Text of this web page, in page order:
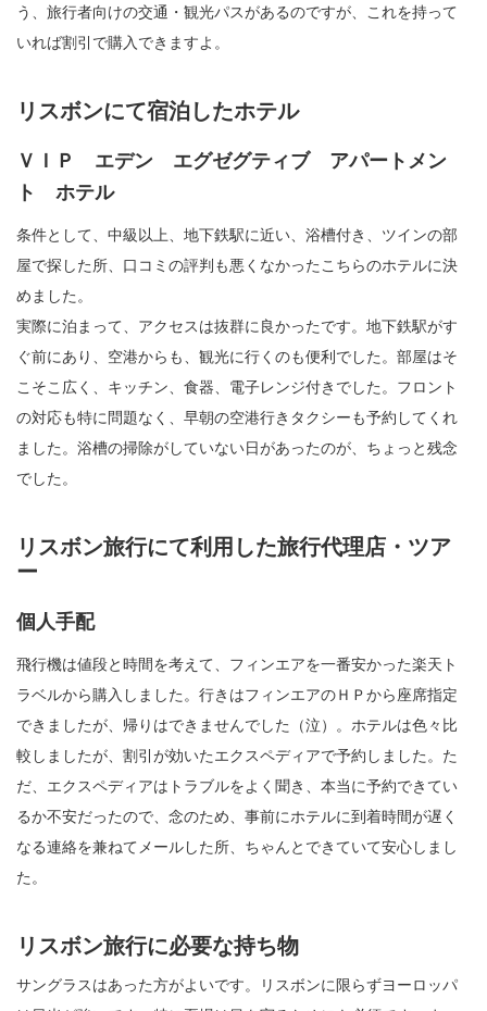
う、旅行者向けの交通・観光パスがあるのですが、これを持って
いれば割引で購入できますよ。
リスボンにて宿泊したホテル
ＶＩＰ エデン エグゼグティブ アパートメン
ト ホテル
条件として、中級以上、地下鉄駅に近い、浴槽付き、ツインの部
屋で探した所、口コミの評判も悪くなかったこちらのホテルに決
めました。
実際に泊まって、アクセスは抜群に良かったです。地下鉄駅がす
ぐ前にあり、空港からも、観光に行くのも便利でした。部屋はそ
こそこ広く、キッチン、食器、電子レンジ付きでした。フロント
の対応も特に問題なく、早朝の空港行きタクシーも予約してくれ
ました。浴槽の掃除がしていない日があったのが、ちょっと残念
でした。
リスボン旅行にて利用した旅行代理店・ツア
ー
個人手配
飛行機は値段と時間を考えて、フィンエアを一番安かった楽天ト
ラベルから購入しました。行きはフィンエアのＨＰから座席指定
できましたが、帰りはできませんでした（泣）。ホテルは色々比
較しましたが、割引が効いたエクスペディアで予約しました。た
だ、エクスペディアはトラブルをよく聞き、本当に予約できてい
るか不安だったので、念のため、事前にホテルに到着時間が遅く
なる連絡を兼ねてメールした所、ちゃんとできていて安心しまし
た。
リスボン旅行に必要な持ち物
サングラスはあった方がよいです。リスボンに限らずヨーロッパ